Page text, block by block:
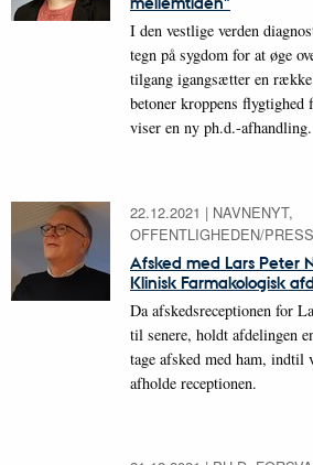
I den vestlige verden
tegn på sygdom for at øge
tilgang igangsætter en
betoner kroppens flygtighed
viser en ny ph.d.-afhandling.
22.12.2021 | NAVNENYT,
OFFENTLIGHEDEN/
Afsked med Lars Peter
Klinisk Farmakologisk
Da afskedsreceptionen for
til senere, holdt afdelingen
tage afsked med ham,
afholde receptionen.